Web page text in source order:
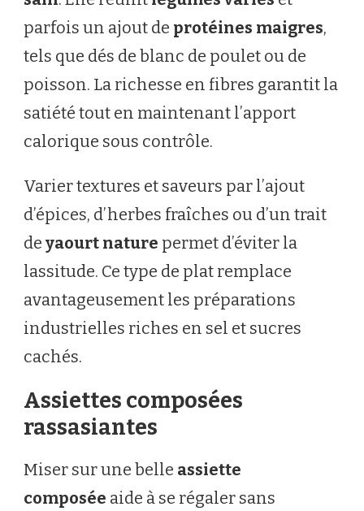
parfois un ajout de protéines maigres,
tels que dés de blanc de poulet ou de
poisson. La richesse en fibres garantit la
satiété tout en maintenant l’apport
calorique sous contrôle.
Varier textures et saveurs par l’ajout
d’épices, d’herbes fraîches ou d’un trait
de yaourt nature permet d’éviter la
lassitude. Ce type de plat remplace
avantageusement les préparations
industrielles riches en sel et sucres
cachés.
Assiettes composées
rassasiantes
Miser sur une belle assiette
composée aide à se régaler sans